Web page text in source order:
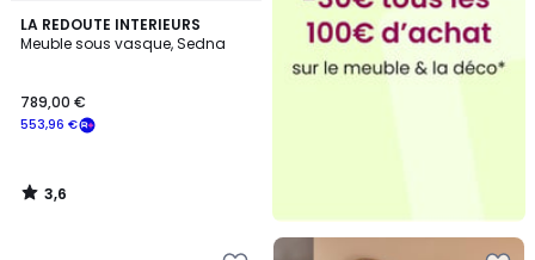
LA REDOUTE INTERIEURS
Meuble sous vasque, Sedna
553,96 €
789,00 €
3,6
/ 5
3,6
/